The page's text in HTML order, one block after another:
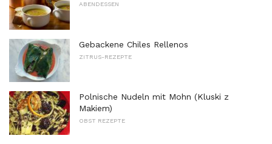
ABENDESSEN
Gebackene Chiles Rellenos
ZITRUS-REZEPTE
Polnische Nudeln mit Mohn (Kluski z
Makiem)
OBST REZEPTE